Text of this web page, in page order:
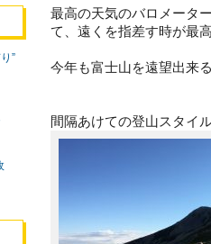
最高の天気のバロメータ
て、遠くを指差す時が最
今年も富士山を遠望出来
間隔あけての登山スタイ
”